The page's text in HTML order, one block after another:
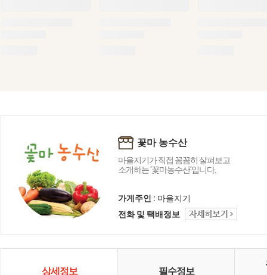
꽃마 농수산
마을지기가 직접 꼼꼼히 살펴보고
소개하는 '꽃마농수산'입니다.
가게주인 : 마을지기
전화 및 택배정보
상세정보 필수정보